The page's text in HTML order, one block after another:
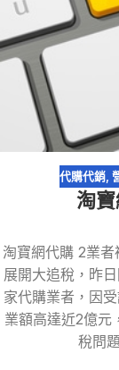
代購代銷
淘
淘寶網代購 2業
展開大追稅，昨
家代購業者，因
業額高達近2億元
稅問